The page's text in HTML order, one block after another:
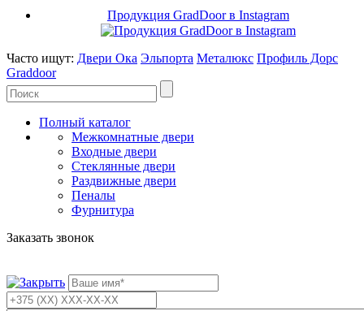
Продукция GradDoor в Instagram
Часто ищут: Двери Ока Эльпорта Металюкс Профиль Дорс
Graddoor
Полный каталог
Межкомнатные двери
Входные двери
Стеклянные двери
Раздвижные двери
Пеналы
Фурнитура
Заказать звонок